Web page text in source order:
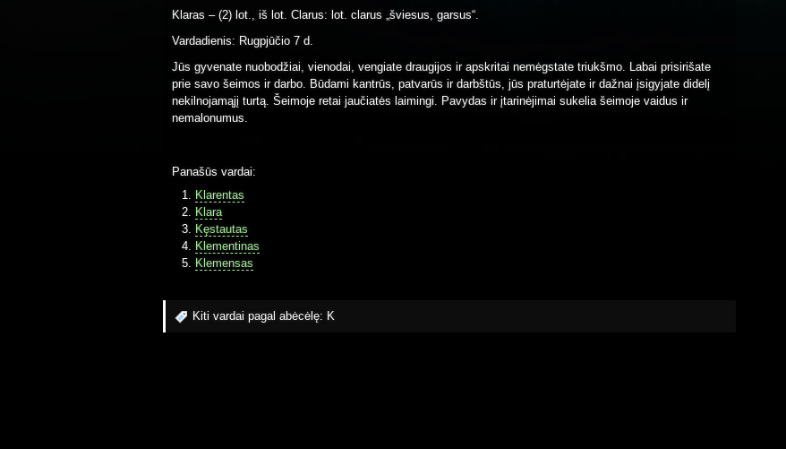
Klaras – (2) lot., iš lot. Clarus: lot. clarus „šviesus, garsus“.
Vardadienis: Rugpjūčio 7 d.
Jūs gyvenate nuobodžiai, vienodai, vengiate draugijos ir apskritai nemėgstate triukšmo. Labai prisirišate
prie savo šeimos ir darbo. Būdami kantrūs, patvarūs ir darbštūs, jūs praturtėjate ir dažnai įsigyjate didelį
nekilnojamąjį turtą. Šeimoje retai jaučiatės laimingi. Pavydas ir įtarinėjimai sukelia šeimoje vaidus ir
nemalonumus.
Panašūs vardai:
Klarentas
Klara
Kęstautas
Klementinas
Klemensas
Kiti vardai pagal abėcėlę: K